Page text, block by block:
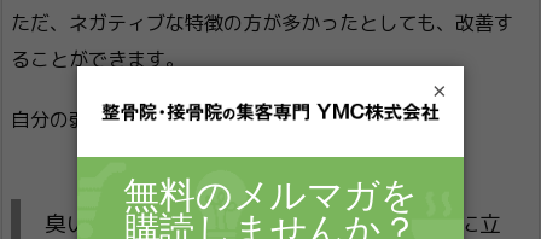
ただ、ネガティブな特徴の方が多かったとしても、改善す
ることができます。
自分の弱点を「認識」しさえすれば・・・。
臭いものにフタをし続けるか？自分の弱点に立
×